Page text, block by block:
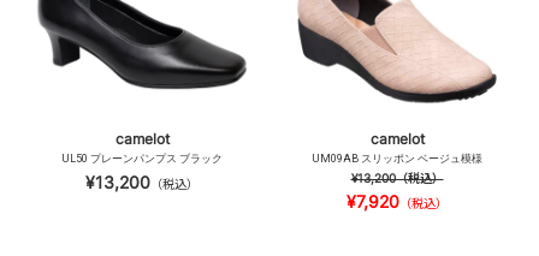
camelot
UL50 プレーンパンプス ブラック
¥13,200 （税込）
camelot
UM09AB スリッポン ベージュ模様
¥13,200（税込）
¥7,920 （税込）